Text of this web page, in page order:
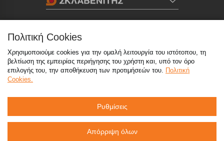
eMarket
info@sklavenitis.gr
Όροι Χρήσης
Πολιτική Cookies
Χρησιμοποιούμε cookies για την ομαλή λειτουργία του ιστότοπου, τη
βελτίωση της εμπειρίας περιήγησης του χρήστη και, υπό τον όρο
επιλογής του, την αποθήκευση των προτιμήσεών του. Πολιτική
Cookies.
Ρυθμίσεις
Απόρριψη όλων